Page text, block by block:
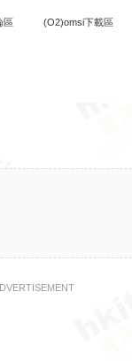
區 (O2)omsi下載區